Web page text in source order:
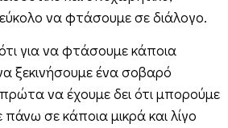
να φτάσουμε σε διάλογο.
για να φτάσουμε κάποια
ξεκινήσουμε ένα σοβαρό
να έχουμε δει ότι μπορούμε
σε κάποια μικρά και λίγο